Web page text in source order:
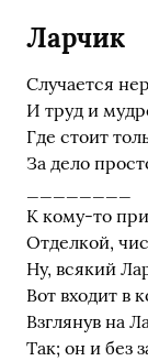
Ларчик
Случается
И труд и
Где стоит
За дело
К кому-то
Отделкой,
Ну, всякий
Вот входит в
Взглянув на
Так; он и без